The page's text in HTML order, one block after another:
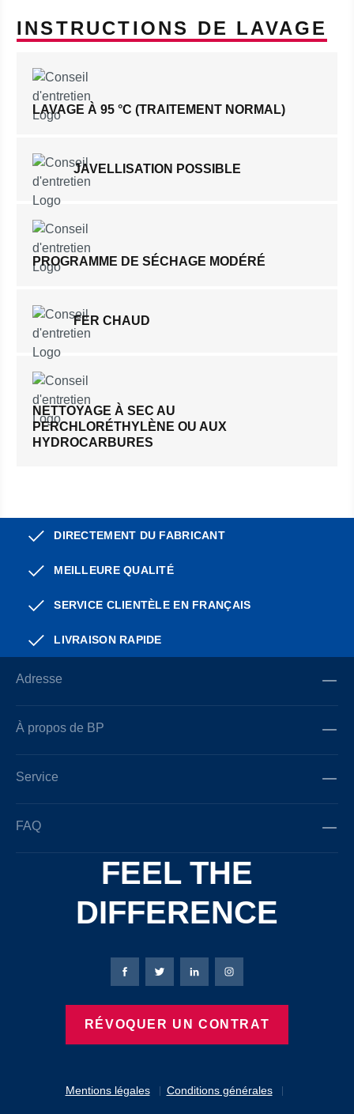
INSTRUCTIONS DE LAVAGE
LAVAGE À 95 °C (TRAITEMENT NORMAL)
JAVELLISATION POSSIBLE
PROGRAMME DE SÉCHAGE MODÉRÉ
FER CHAUD
NETTOYAGE À SEC AU
PERCHLORÉTHYLÈNE OU AUX
HYDROCARBURES
DIRECTEMENT DU FABRICANT
MEILLEURE QUALITÉ
SERVICE CLIENTÈLE EN FRANÇAIS
LIVRAISON RAPIDE
Adresse
À propos de BP
Service
FAQ
FEEL THE
DIFFERENCE
Mentions légales Conditions générales
Page Facebook de Bierbaum-Proenen
Page X de Bierbaum-Proenen
Page LinkedIn de
Page Instagram de
RÉVOQUER UN CONTRAT